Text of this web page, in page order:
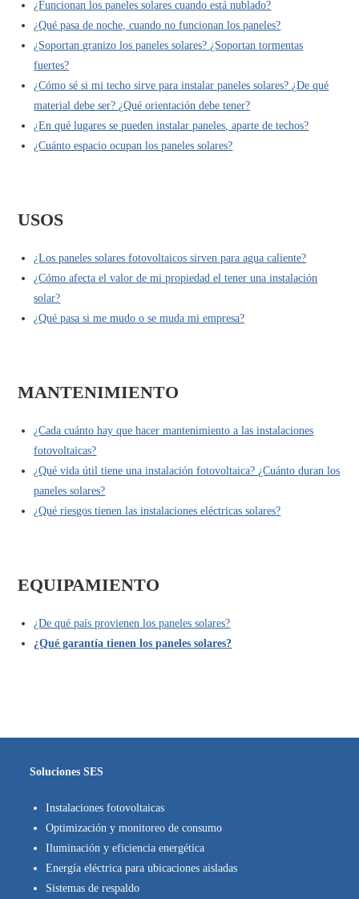
¿Funcionan los paneles solares cuando está nublado?
¿Qué pasa de noche, cuando no funcionan los paneles?
¿Soportan granizo los paneles solares? ¿Soportan tormentas
fuertes?
¿Cómo sé si mi techo sirve para instalar paneles solares? ¿De qué
material debe ser? ¿Qué orientación debe tener?
¿En qué lugares se pueden instalar paneles, aparte de techos?
¿Cuánto espacio ocupan los paneles solares?
USOS
¿Los paneles solares fotovoltaicos sirven para agua caliente?
¿Cómo afecta el valor de mi propiedad el tener una instalación
solar?
¿Qué pasa si me mudo o se muda mi empresa?
MANTENIMIENTO
¿Cada cuánto hay que hacer mantenimiento a las instalaciones
fotovoltaicas?
¿Qué vida útil tiene una instalación fotovoltaica? ¿Cuánto duran los
paneles solares?
¿Qué riesgos tienen las instalaciones eléctricas solares?
EQUIPAMIENTO
¿De qué país provienen los paneles solares?
¿Qué garantía tienen los paneles solares?
Soluciones SES
Instalaciones fotovoltaicas
Optimización y monitoreo de consumo
Iluminación y eficiencia energética
Energía eléctrica para ubicaciones aisladas
Sistemas de respaldo